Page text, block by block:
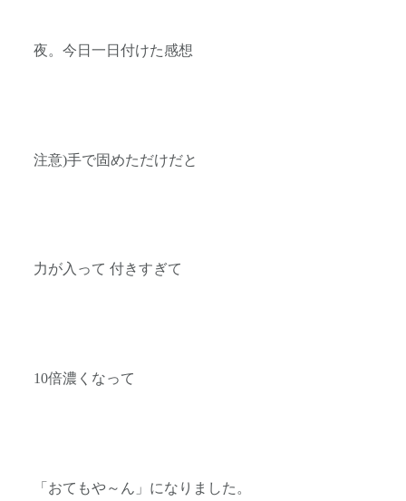
夜。今日一日付けた感想
注意)手で固めただけだと
力が入って 付きすぎて
10倍濃くなって
「おてもや～ん」になりました。